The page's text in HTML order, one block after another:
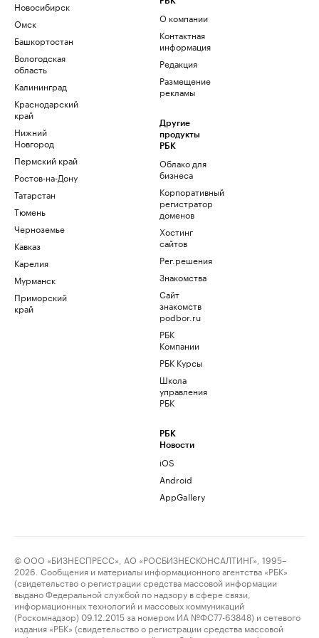
Новосибирск
Омск
Башкортостан
Вологодская
область
Калининград
Краснодарский
край
Нижний
Новгород
Пермский край
Ростов-на-Дону
Татарстан
Тюмень
Черноземье
Кавказ
Карелия
Мурманск
Приморский
край
О компании
Контактная
информация
Редакция
Размещение
рекламы
Другие
продукты
РБК
Облако для
бизнеса
Корпоративный
регистратор
доменов
Хостинг
сайтов
Рег.решения
Знакомства
Сайт
знакомств
podbor.ru
РБК
Компании
РБК Курсы
Школа
управления
РБК
РБК
Новости
iOS
Android
AppGallery
© ООО «БИЗНЕСПРЕСС», АО «РОСБИЗНЕСКОНСАЛТИНГ», 1995–
2026. Сообщения и материалы информационного агентства «РБК»
(свидетельство о регистрации средства массовой информации
выдано Федеральной службой по надзору в сфере связи,
информационных технологий и массовых коммуникаций
(Роскомнадзор) 09.12.2015 за номером ИА №ФС77-63848) и сетевого
издания «РБК» (свидетельство о регистрации средства массовой